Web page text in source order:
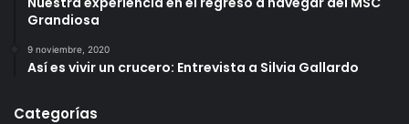
Grandiosa
9 noviembre, 2020
Así es vivir un crucero: Entrevista a Silvia Gallardo
Categorías